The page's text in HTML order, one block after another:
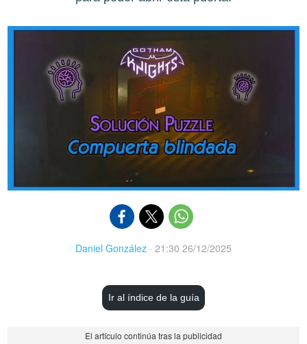
Daniel González · 21:30 26/12/2025
Ir al índice de la guía